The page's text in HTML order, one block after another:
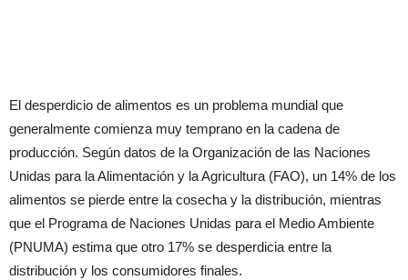
El desperdicio de alimentos es un problema mundial que
generalmente comienza muy temprano en la cadena de
producción. Según datos de la Organización de las Naciones
Unidas para la Alimentación y la Agricultura (FAO), un 14% de los
alimentos se pierde entre la cosecha y la distribución, mientras
que el Programa de Naciones Unidas para el Medio Ambiente
(PNUMA) estima que otro 17% se desperdicia entre la
distribución y los consumidores finales.